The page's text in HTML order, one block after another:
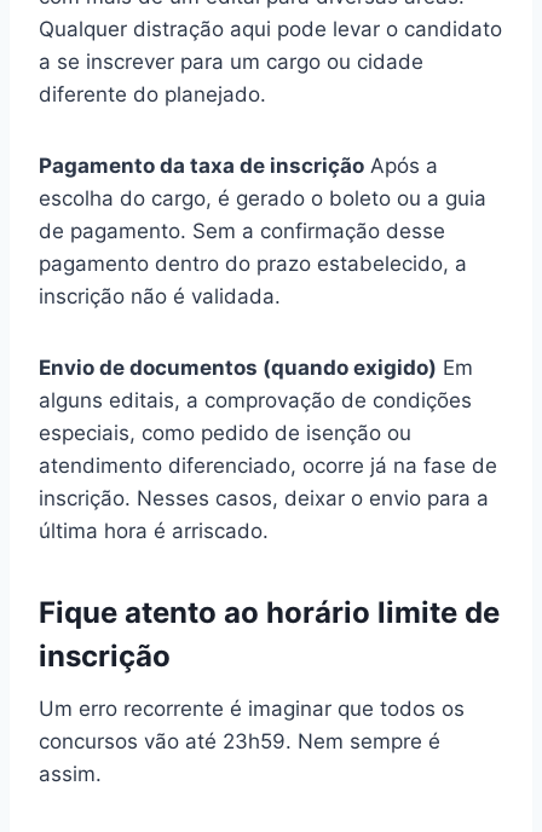
Qualquer distração aqui pode levar o candidato
a se inscrever para um cargo ou cidade
diferente do planejado.
Pagamento da taxa de inscrição Após a
escolha do cargo, é gerado o boleto ou a guia
de pagamento. Sem a confirmação desse
pagamento dentro do prazo estabelecido, a
inscrição não é validada.
Envio de documentos (quando exigido) Em
alguns editais, a comprovação de condições
especiais, como pedido de isenção ou
atendimento diferenciado, ocorre já na fase de
inscrição. Nesses casos, deixar o envio para a
última hora é arriscado.
Fique atento ao horário limite de
inscrição
Um erro recorrente é imaginar que todos os
concursos vão até 23h59. Nem sempre é
assim.